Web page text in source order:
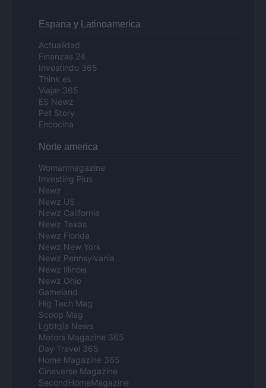
Espana y Latinoamerica
Actualidad
Finanzas 24
Investindo 365
Think.es
Viajar 365
ES Newz
Pet Story
Encocina
Norte america
Womanmagazine
Investing Plus
Newz
Newz US
Newz California
Newz Texas
Newz Florida
Newz New York
Newz Pennsylvania
Newz Illinois
Newz Ohio
Gameland
Hig Tech Mag
Scoop Mag
Lgbtqia News
Motors Magazine 365
Day Travel 365
Home Magazine 365
Cineverse Magazine
SecondHomeMagazine